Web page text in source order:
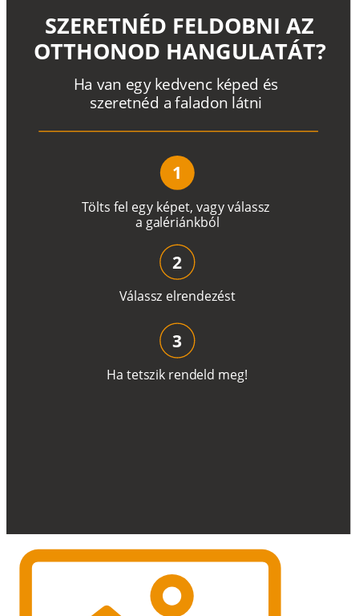
Tölts fel egy képet, vagyválassz
a galériánkból
Ha van egy kedvenc képed és
szeretnéd a faladon látni
SZERETNÉD FELDOBNI AZ
OTTHONOD HANGULATÁT?
1
Válassz elrendezést
2
Ha tetszik rendeld meg!
3